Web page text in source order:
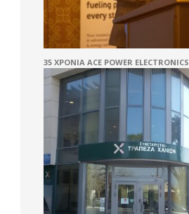
35 ΧΡΌΝΙΑ ACE POWER ELECTRONICS